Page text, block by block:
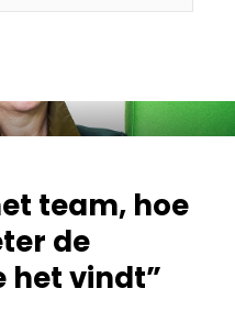
team, hoe
de
het vindt”